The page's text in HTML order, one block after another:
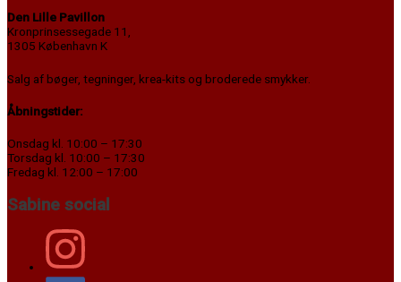
Den Lille Pavillon
Kronprinsessegade 11,
1305 København K
Salg af bøger, tegninger, krea-kits og broderede smykker.
Åbningstider:
Onsdag kl. 10:00 – 17:30
Torsdag kl. 10:00 – 17:30
Fredag kl. 12:00 – 17:00
Sabine social